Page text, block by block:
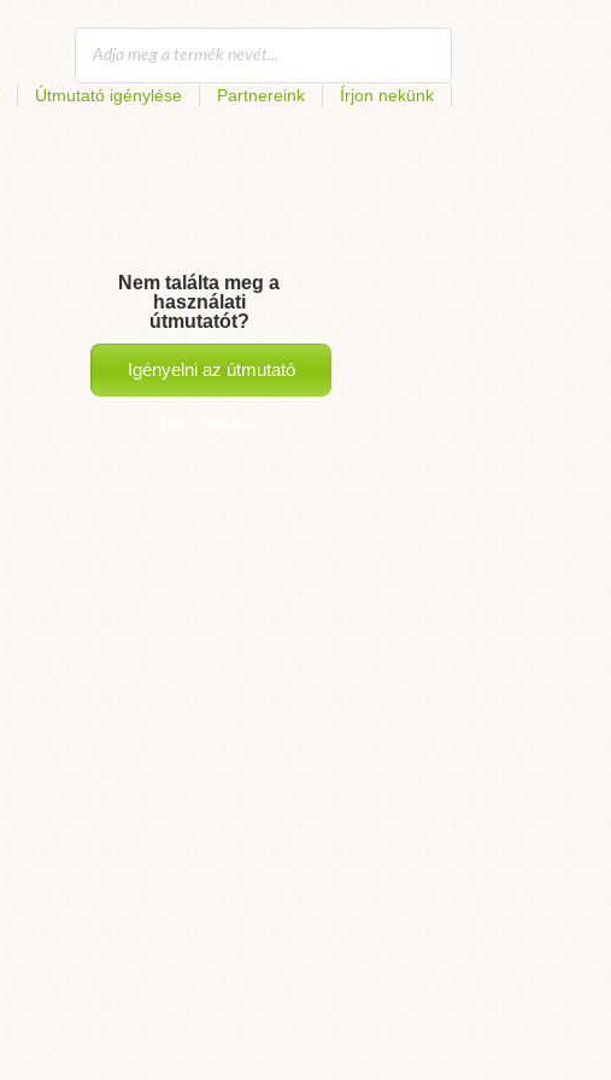
Útmutató igénylése Partnereink Írjon nekünk
Nem találta meg a
használati
útmutatót?
Igényelni az útmutató